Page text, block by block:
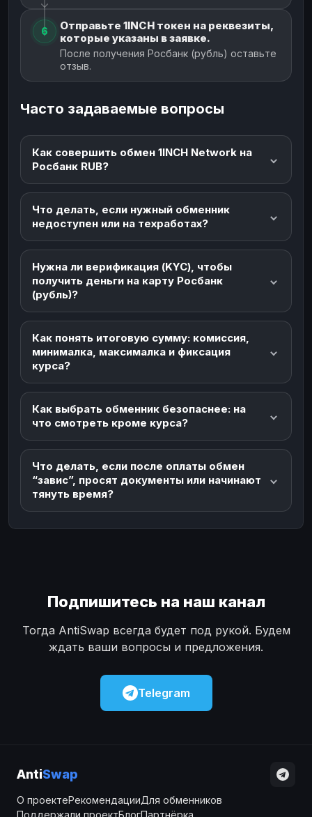
6
Отправьте 1INCH токен на реквезиты,
которые указаны в заявке.
После получения Росбанк (рубль) оставьте
отзыв.
Часто задаваемые вопросы
Как совершить обмен 1INCH Network на
Росбанк RUB?
Что делать, если нужный обменник
недоступен или на техработах?
Нужна ли верификация (KYC), чтобы
получить деньги на карту Росбанк
(рубль)?
Как понять итоговую сумму: комиссия,
минималка, максималка и фиксация
курса?
Как выбрать обменник безопаснее: на
что смотреть кроме курса?
Что делать, если после оплаты обмен
“завис”, просят документы или начинают
тянуть время?
Подпишитесь на наш канал
Тогда AntiSwap всегда будет под рукой. Будем
ждать ваши вопросы и предложения.
Telegram
AntiSwap
О проектеРекомендацииДля обменников
Поддержали проектБлогПартнёрка